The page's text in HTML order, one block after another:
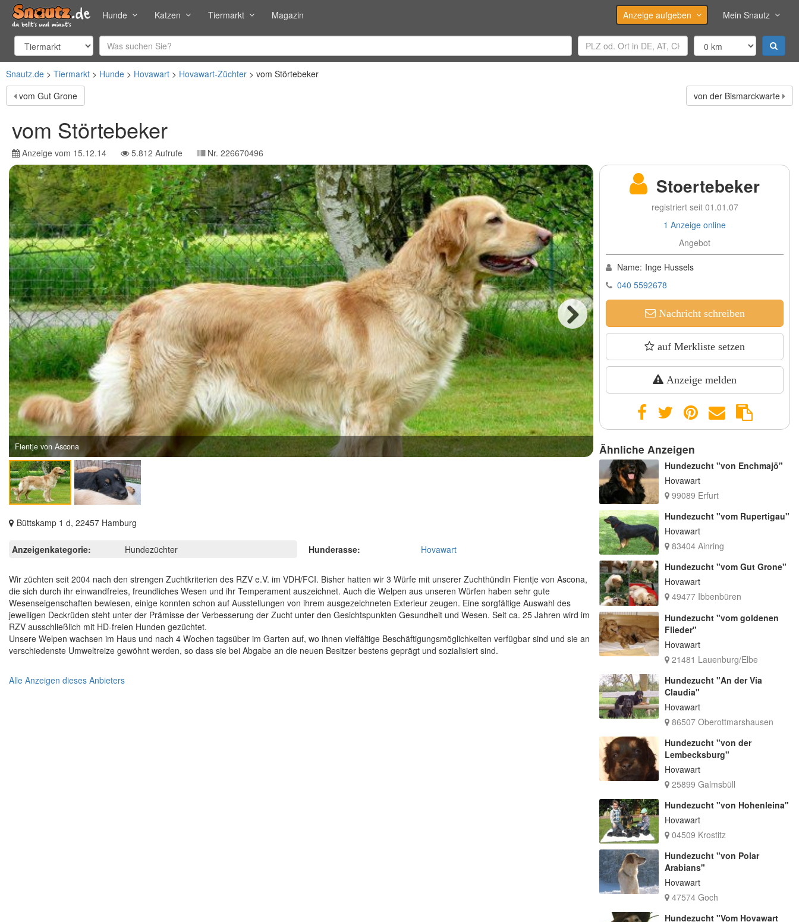
Hunde Katzen Tiermarkt Magazin Anzeige aufgeben Mein Snautz
Snautz.de Tiermarkt Hunde Hovawart Hovawart-Züchter
vom Störtebeker
vom Gut Grone
von der Bismarckwarte
vom Störtebeker
Anzeige vom 15.12.14 5.812 Aufrufe Nr. 226670496
Fientje von Ascona Welpe B-Wurf
Next
Büttskamp 1 d, 22457 Hamburg
Anzeigenkategorie: Hundezüchter Hunderasse: Hovawart
Wir züchten seit 2004 nach den strengen Zuchtkriterien des RZV e.V. im VDH/FCI. Bisher hatten wir 3 Würfe mit unserer Zuchthündin Fientje von Ascona,
die sich durch ihr einwandfreies, freundliches Wesen und ihr Temperament auszeichnet. Auch die Welpen aus unseren Würfen haben sehr gute
Wesenseigenschaften bewiesen, einige konnten schon auf Ausstellungen von ihrem ausgezeichneten Exterieur zeugen. Eine sorgfältige Auswahl des
jeweiligen Deckrüden steht unter der Prämisse der Verbesserung der Zucht unter den Gesichtspunkten Gesundheit und Wesen. Seit ca. 25 Jahren wird im
RZV ausschließlich mit HD-freien Hunden gezüchtet.
Unsere Welpen wachsen im Haus und nach 4 Wochen tagsüber im Garten auf, wo ihnen vielfältige Beschäftigungsmöglichkeiten verfügbar sind und sie an
verschiedenste Umweltreize gewöhnt werden, so dass sie bei Abgabe an die neuen Besitzer bestens geprägt und sozialisiert sind.
Alle Anzeigen dieses Anbieters
Stoertebeker
registriert seit 01.01.07
1 Anzeige online
Angebot
Name: Inge Hussels
040 5592678
Nachricht schreiben
auf Merkliste setzen
Anzeige melden
Ähnliche Anzeigen
Hundezucht "von Enchmajö"
Hovawart
99089 Erfurt
Hundezucht "vom Rupertigau"
Hovawart
83404 Ainring
Hundezucht "vom Gut Grone"
Hovawart
49477 Ibbenbüren
Hundezucht "vom goldenen
Flieder"
Hovawart
21481 Lauenburg/Elbe
Hundezucht "An der Via
Claudia"
Hovawart
86507 Oberottmarshausen
Hundezucht "von der
Lembecksburg"
Hovawart
25899 Galmsbüll
Hundezucht "von Hohenleina"
Hovawart
04509 Krostitz
Hundezucht "von Polar
Arabians"
Hovawart
47574 Goch
Hundezucht "Vom Hovawart